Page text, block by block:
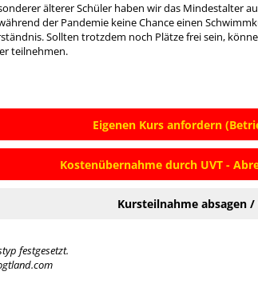
älterer Schüler haben wir das Mindestalter
der Pandemie keine Chance einen
Sollten trotzdem noch Plätze frei sein,
teilnehmen.
Eigenen Kurs anfordern
Kostenübernahme durch UVT -
Kursteilnahme absagen
festgesetzt.